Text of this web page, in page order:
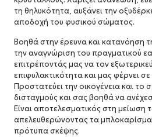
τη θηλυκότητα, αυξάνει την
αποδοχή του φυσικού σώματος.
Βοηθά στην έρευνα και κατανόηση
την αναγνώριση του πραγματικού
επιτρέποντάς μας να τον
επιφυλακτικότητα και μας φέρνει
Προστατεύει την οικογένεια και το
δισταγμούς και σας βοηθά να
Είναι αποτελεσματικός στη μείωση
απελευθερώνοντας τα
πρότυπα σκέψης.